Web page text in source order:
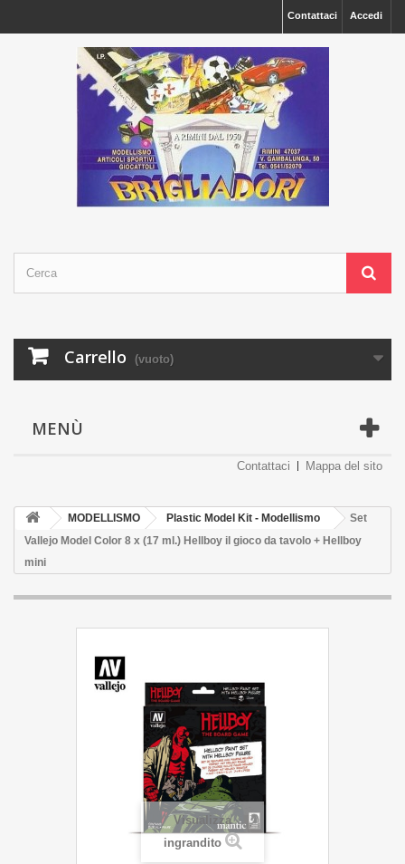
Accedi
Contattaci
Carrello (vuoto)
MENÙ
Contattaci Mappa del sito
MODELLISMO Plastic Model Kit - Modellismo
Set
Vallejo Model Color 8 x (17 ml.) Hellboy il gioco da tavolo + Hellboy
mini
Visualizza
ingrandito